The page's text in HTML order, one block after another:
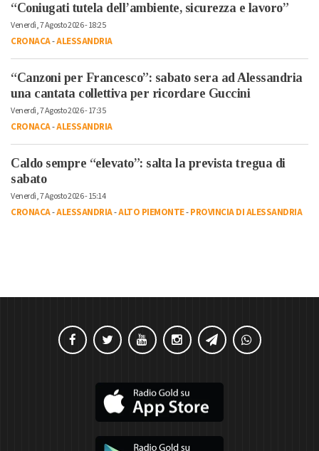
“Coniugati tutela dell’ambiente, sicurezza e lavoro”
Venerdì, 7 Agosto 2026 - 18:25
CRONACA-ALESSANDRIA
“Canzoni per Francesco”: sabato sera ad Alessandria
una cantata collettiva per ricordare Guccini
Venerdì, 7 Agosto 2026 - 17:35
CRONACA-ALESSANDRIA
Caldo sempre “elevato”: salta la prevista tregua di
sabato
Venerdì, 7 Agosto 2026 - 15:14
CRONACA-ALESSANDRIA-ALTO PIEMONTE-PROVINCIA DI ALESSANDRIA